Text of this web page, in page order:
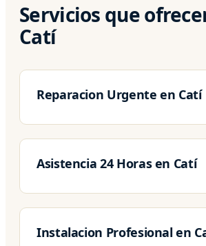
Servicios que
Catí
Reparacion Urgente en Catí
Asistencia 24 Horas en Catí
Instalacion Profesional en